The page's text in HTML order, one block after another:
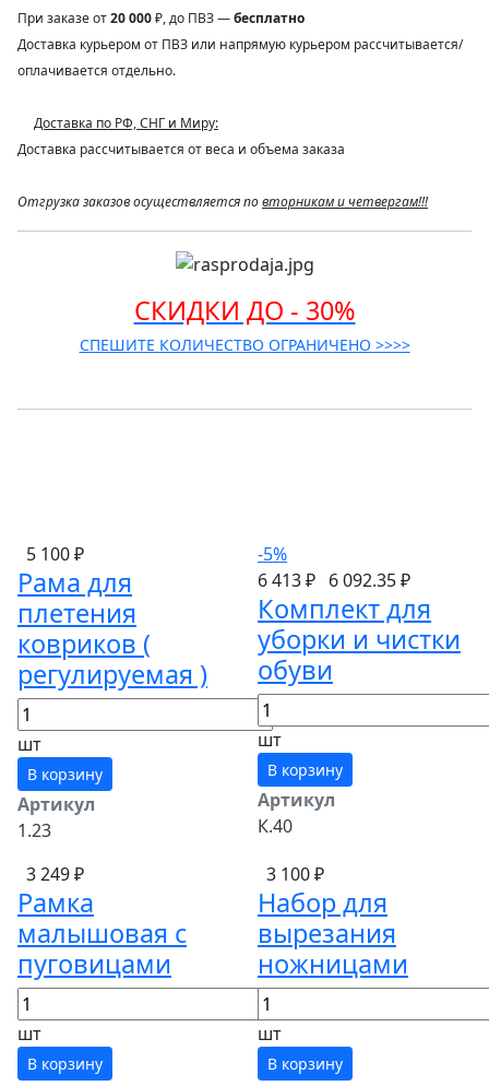
При заказе от20 000₽, до ПВЗ —бесплатно
Доставка курьером от ПВЗ или напрямую курьером рассчитывается/
оплачивается отдельно.
Доставка по РФ, СНГ и Миру:
Доставка рассчитывается от веса и объема заказа
Отгрузка заказов осуществляется повторникам и четвергам!!!
СКИДКИ ДО - 30%
СПЕШИТЕ КОЛИЧЕСТВО ОГРАНИЧЕНО >>>>
5 100 ₽
Рама для
плетения
ковриков (
регулируемая )
шт
В корзину
Артикул
1.23
-5%
6 413 ₽ 6 092.35 ₽
Комплект для
уборки и чистки
обуви
шт
В корзину
Артикул
К.40
3 249 ₽
Рамка
малышовая с
пуговицами
шт
В корзину
3 100 ₽
Набор для
вырезания
ножницами
шт
В корзину